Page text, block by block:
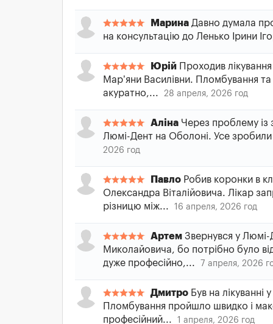
Марина Давно думала
на консультацію до Ленько Ірини
Юрій Проходив
Мар’яни Василівни. Пломбування
акуратно,...
28 апреля, 2026 год
Аліна Через проблему із
Люмі-Дент на Оболоні. Усе
2026 год
Павло Робив коронки в
Олександра Віталійовича. Лікар
різницю між...
16 апреля, 2026 год
Артем Звернувся у
Миколайовича, бо потрібно було
дуже професійно,...
7 апреля, 2026
Дмитро Був на лікуванні
Пломбування пройшло швидко і
професійний...
1 апреля, 2026 год